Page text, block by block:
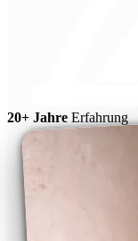
20+ Jahre Erfahrung